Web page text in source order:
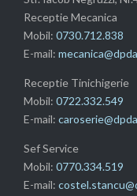
Receptie Mecanica
Mobil: 0730.712.838
E-mail:
Receptie Tinichigerie
Mobil: 0722.332.549
E-mail:
Sef Service
Mobil: 0770.334.519
E-mail: